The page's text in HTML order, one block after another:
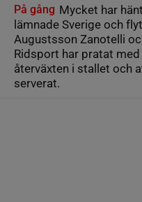
På gång Mycket har
lämnade Sverige och
Augustsson Zanotelli
Ridsport har pratat
återväxten i stallet och
serverat.